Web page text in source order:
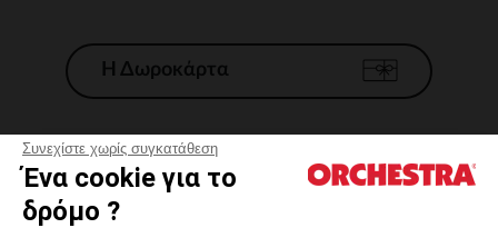
Συνεχίστε χωρίς συγκατάθεση
Ένα cookie για το
δρόμο ?
Η Δωροκάρτα
Γενικοί 'Οροι Πώλησης